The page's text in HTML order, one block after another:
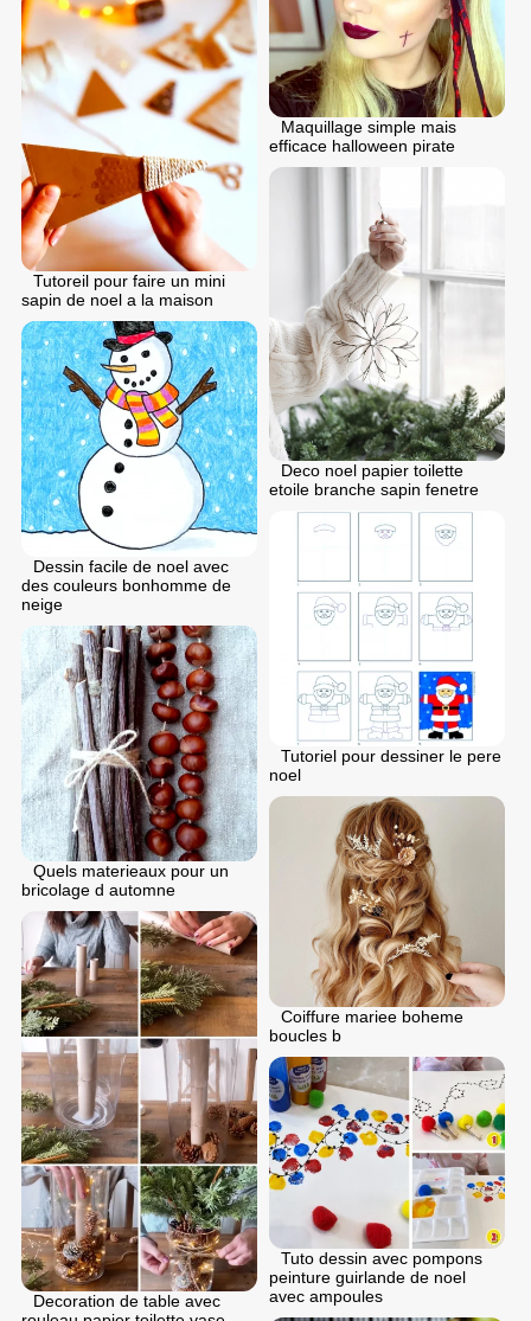
Maquillage simple mais
efficace halloween pirate
Tutoreil pour faire un mini
sapin de noel a la maison
Deco noel papier toilette
etoile branche sapin fenetre
Dessin facile de noel avec
des couleurs bonhomme de
neige
Tutoriel pour dessiner le pere
noel
Quels materieaux pour un
bricolage d automne
Coiffure mariee boheme
boucles b
Decoration de table avec
Tuto dessin avec pompons
peinture guirlande de noel
avec ampoules